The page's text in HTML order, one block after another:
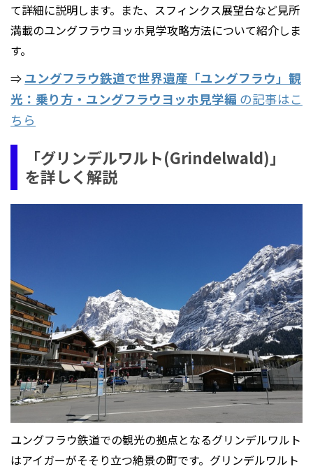
て詳細に説明します。また、スフィンクス展望台など見所
満載のユングフラウヨッホ見学攻略方法について紹介しま
す。
⇒ ユングフラウ鉄道で世界遺産「ユングフラウ」観
光：乗り方・ユングフラウヨッホ見学編 の記事はこ
ちら
「グリンデルワルト(Grindelwald)」
を詳しく解説
ユングフラウ鉄道での観光の拠点となるグリンデルワルト
はアイガーがそそり立つ絶景の町です。グリンデルワルト